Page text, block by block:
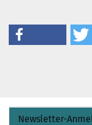
Newsletter-